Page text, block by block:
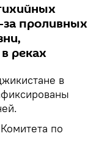
за проливных
реках
в
по